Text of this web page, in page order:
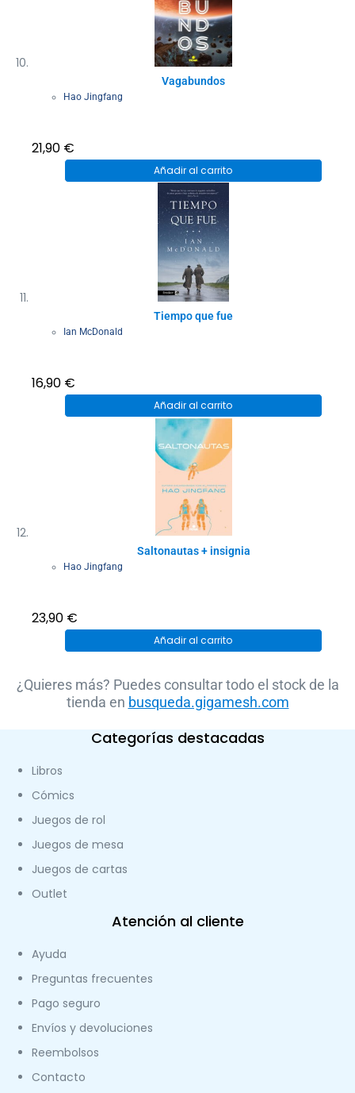
Vagabundos
Hao Jingfang
21,90 €
Añadir al carrito
Tiempo que fue
Ian McDonald
16,90 €
Añadir al carrito
Saltonautas + insignia
Hao Jingfang
23,90 €
Añadir al carrito
¿Quieres más? Puedes consultar todo el stock de la
tienda en busqueda.gigamesh.com
Categorías destacadas
Libros
Cómics
Juegos de rol
Juegos de mesa
Juegos de cartas
Outlet
Atención al cliente
Ayuda
Preguntas frecuentes
Pago seguro
Envíos y devoluciones
Reembolsos
Contacto